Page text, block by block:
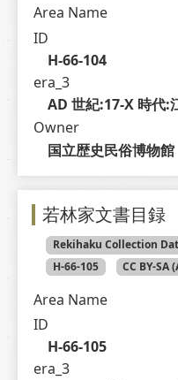
Area Name
ID
H-66-104
era_3
AD 世紀:17-X 時代:
Owner
国立歴史民俗博物館
若林家文書目録
H-66-105
CC BY-
Area Name
ID
H-66-105
era_3